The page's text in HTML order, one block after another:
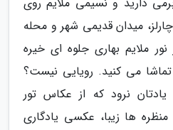
میدان قدیمی شهر و محله
نور ملایم بهاری جلوه ای خیره
تماشا می کنید. رویایی نیست؟
نرود که از عکاس تور
ها زیبا، عکسی یادگاری